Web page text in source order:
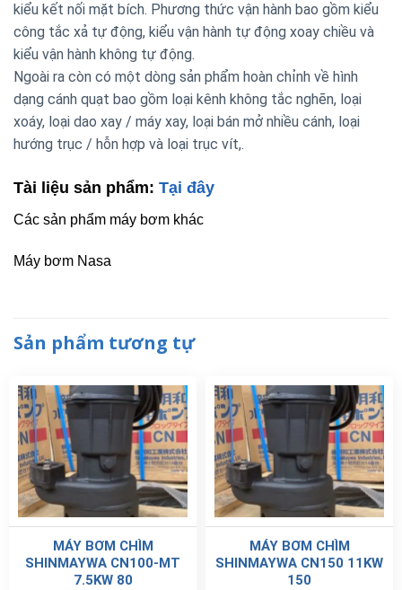
kiểu kết nối mặt bích. Phương thức vận hành bao gồm kiểu
công tắc xả tự động, kiểu vận hành tự động xoay chiều và
kiểu vận hành không tự động.
Ngoài ra còn có một dòng sản phẩm hoàn chỉnh về hình
dạng cánh quạt bao gồm loại kênh không tắc nghẽn, loại
xoáy, loại dao xay / máy xay, loại bán mở nhiều cánh, loại
hướng trục / hỗn hợp và loại trục vít,.
Tài liệu sản phẩm: Tại đây
Các sản phẩm máy bơm khác
Máy bơm Nasa
Sản phẩm tương tự
MÁY BƠM CHÌM
SHINMAYWA CN100-MT
7.5KW 80
MÁY BƠM CHÌM
SHINMAYWA CN150 11KW
150